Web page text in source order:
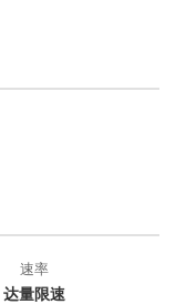
速率
达量限速